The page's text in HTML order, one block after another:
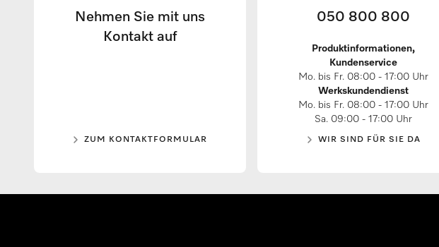
Nehmen Sie mit uns
Kontakt auf
ZUM KONTAKTFORMULAR
050 800 800
Produktinformationen,
Kundenservice
Mo. bis Fr. 08:00 - 17:00 Uhr
Werkskundendienst
Mo. bis Fr. 08:00 - 17:00 Uhr
Sa. 09:00 - 17:00 Uhr
WIR SIND FÜR SIE DA